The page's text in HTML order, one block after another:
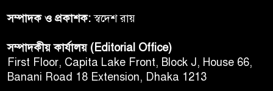
সম্পাদক ও প্রকাশক:স্বদেশ রায়
সম্পাদকীয় কার্যালয় (Editorial Office)
First Floor, Capita Lake Front, Block J, House 66,
Banani Road 18 Extension, Dhaka 1213